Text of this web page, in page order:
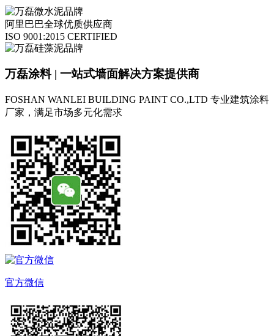
阿里巴巴全球优质供应商
ISO 9001:2015 CERTIFIED
万磊涂料 | 一站式墙面解决方案提供商
FOSHAN WANLEI BUILDING PAINT CO.,LTD 专业建筑涂料
厂家，满足市场多元化需求
官方微信